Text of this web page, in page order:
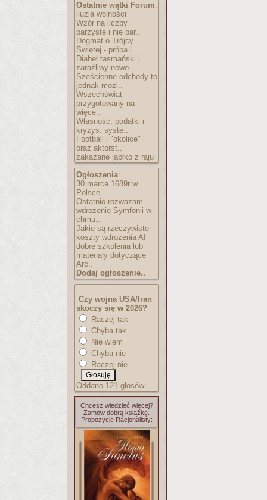
Ostatnie wątki Forum:
iluzja wolności
Wzór na liczby
parzyste i nie par..
Dogmat o Trójcy
Świętej - próba l..
Diabeł tasmański i
zaraźliwy nowo..
Sześcienne odchody-to
jednak możl..
Wszechświat
przygotowany na
więce..
Własność, podatki i
kryzys: syste..
Football i "okolice"
oraz aktorst..
zakazane jabłko z raju
Ogłoszenia:
30 marca 1689r w
Polsce
Ostatnio rozważam
wdrożenie Symfonii w
chmu..
Jakie są rzeczywiste
koszty wdrożenia AI
dobre szkolenia lub
materiały dotyczące
Arc..
Dodaj ogłoszenie..
Czy wojna USA/Iran
skoczy się w 2026?
Raczej tak
Chyba tak
Nie wiem
Chyba nie
Raczej nie
Oddano 121 głosów.
Chcesz wiedzieć więcej?
Zamów dobrą książkę.
Propozycje Racjonalisty: